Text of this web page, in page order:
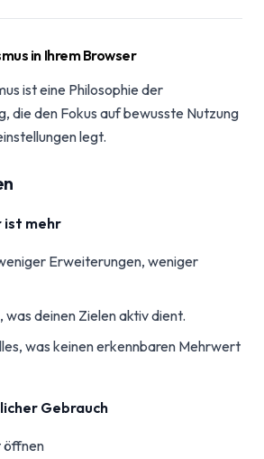
in Ihrem Browser
ist eine Philosophie der
die den Fokus auf bewusste Nutzung
legt.
ist mehr
Erweiterungen, weniger
was deinen Zielen aktiv dient.
was keinen erkennbaren Mehrwert
Gebrauch
öffnen